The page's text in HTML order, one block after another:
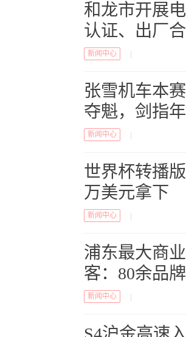
和龙市开展
认证、出厂
新闻中心
张雪机车本
夺魁，剑指
新闻中心
世界杯转播
万美元拿下
新闻中心
浦东最大商
客：80余品
新闻中心